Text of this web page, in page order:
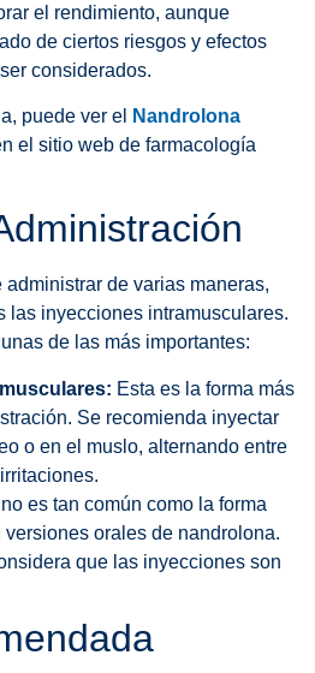
el rendimiento, aunque
de ciertos riesgos y efectos
considerados.
puede ver el
Nandrolona
el sitio web de farmacología
de varias maneras,
las inyecciones intramusculares.
de las más importantes:
Esta es la forma más
Se recomienda inyectar
o en el muslo, alternando entre
es tan común como la forma
orales de nandrolona.
que las inyecciones son